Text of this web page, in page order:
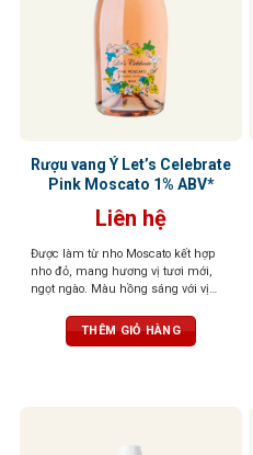
Rượu vang Ý Let’s Celebrate
Pink Moscato 1% ABV*
Liên hệ
Được làm từ nho Moscato kết hợp
nho đỏ, mang hương vị tươi mới,
ngọt ngào. Màu hồng sáng với vị
cherry, mâm xôi, lựu ngọt và bọt khí
THÊM GIỎ HÀNG